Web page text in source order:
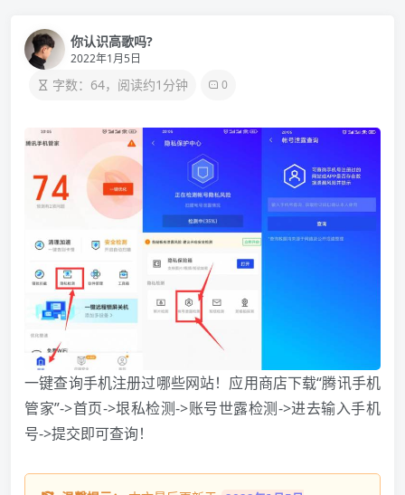
你认识高歌吗?
2022年1月5日
字数：64，阅读约1分钟 0
一键查询手机注册过哪些网站！应用商店下载“腾讯手机
管家”->首页->垠私检测->账号世露检测->进去输入手机
号->提交即可查询！